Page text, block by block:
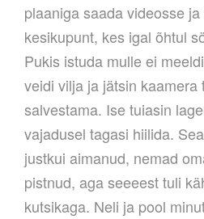
plaaniga saada videosse
kesikupunt, kes igal õhtul
Pukis istuda mulle ei
veidi vilja ja jätsin kaamera
salvestama. Ise tuiasin
vajadusel tagasi hiilida.
justkui aimanud, nemad
pistnud, aga seeeest tuli
kutsikaga. Neli ja pool